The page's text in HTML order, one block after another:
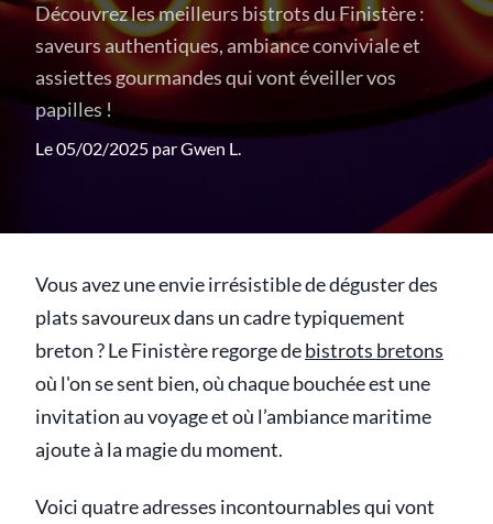
Découvrez les meilleurs bistrots du Finistère :
saveurs authentiques, ambiance conviviale et
assiettes gourmandes qui vont éveiller vos
papilles !
Le 05/02/2025 parGwen L.
Vous avez une envie irrésistible de déguster des
plats savoureux dans un cadre typiquement
breton ? Le Finistère regorge debistrots bretons
où l'on se sent bien, où chaque bouchée est une
invitation au voyage et où l’ambiance maritime
ajoute à la magie du moment.
Voici quatre adresses incontournables qui vont